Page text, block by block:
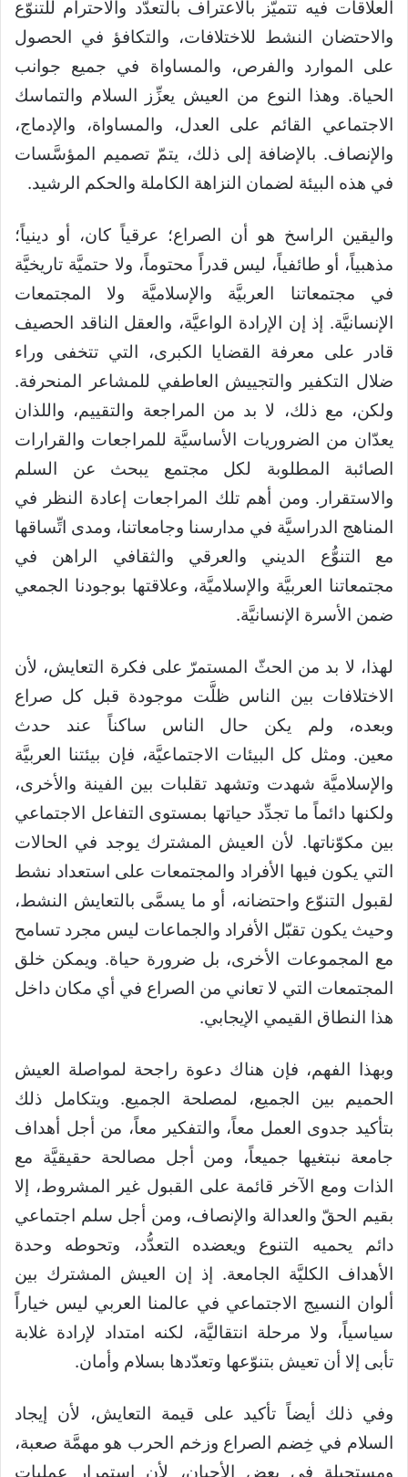
العلاقات فيه تتميَّز بالاعتراف بالتعدُّد والاحترام للتنوّع
والاحتضان النشط للاختلافات، والتكافؤ في الحصول
على الموارد والفرص، والمساواة في جميع جوانب
الحياة. وهذا النوع من العيش يعزِّز السلام والتماسك
الاجتماعي القائم على العدل، والمساواة، والإدماج،
والإنصاف. بالإضافة إلى ذلك، يتمّ تصميم المؤسَّسات
في هذه البيئة لضمان النزاهة الكاملة والحكم الرشيد.
واليقين الراسخ هو أن الصراع؛ عرقياً كان، أو دينياً؛
مذهبياً، أو طائفياً، ليس قدراً محتوماً، ولا حتميَّة تاريخيَّة
في مجتمعاتنا العربيَّة والإسلاميَّة ولا المجتمعات
الإنسانيَّة. إذ إن الإرادة الواعيَّة، والعقل الناقد الحصيف
قادر على معرفة القضايا الكبرى، التي تتخفى وراء
ضلال التكفير والتجييش العاطفي للمشاعر المنحرفة.
ولكن، مع ذلك، لا بد من المراجعة والتقييم، واللذان
يعدّان من الضروريات الأساسيَّة للمراجعات والقرارات
الصائبة المطلوبة لكل مجتمع يبحث عن السلم
والاستقرار. ومن أهم تلك المراجعات إعادة النظر في
المناهج الدراسيَّة في مدارسنا وجامعاتنا، ومدى اتِّساقها
مع التنوُّع الديني والعرقي والثقافي الراهن في
مجتمعاتنا العربيَّة والإسلاميَّة، وعلاقتها بوجودنا الجمعي
ضمن الأسرة الإنسانيَّة.
لهذا، لا بد من الحثّ المستمرّ على فكرة التعايش، لأن
الاختلافات بين الناس ظلَّت موجودة قبل كل صراع
وبعده، ولم يكن حال الناس ساكناً عند حدث
معين. ومثل كل البيئات الاجتماعيَّة، فإن بيئتنا العربيَّة
والإسلاميَّة شهدت وتشهد تقلبات بين الفينة والأخرى،
ولكنها دائماً ما تجدِّد حياتها بمستوى التفاعل الاجتماعي
بين مكوّناتها. لأن العيش المشترك يوجد في الحالات
التي يكون فيها الأفراد والمجتمعات على استعداد نشط
لقبول التنوّع واحتضانه، أو ما يسمَّى بالتعايش النشط،
وحيث يكون تقبّل الأفراد والجماعات ليس مجرد تسامح
مع المجموعات الأخرى، بل ضرورة حياة. ويمكن خلق
المجتمعات التي لا تعاني من الصراع في أي مكان داخل
هذا النطاق القيمي الإيجابي.
وبهذا الفهم، فإن هناك دعوة راجحة لمواصلة العيش
الحميم بين الجميع، لمصلحة الجميع. ويتكامل ذلك
بتأكيد جدوى العمل معاً، والتفكير معاً، من أجل أهداف
جامعة نبتغيها جميعاً، ومن أجل مصالحة حقيقيَّة مع
الذات ومع الآخر قائمة على القبول غير المشروط، إلا
بقيم الحقّ والعدالة والإنصاف، ومن أجل سلم اجتماعي
دائم يحميه التنوع ويعضده التعدُّد، وتحوطه وحدة
الأهداف الكليَّة الجامعة. إذ إن العيش المشترك بين
ألوان النسيج الاجتماعي في عالمنا العربي ليس خياراً
سياسياً، ولا مرحلة انتقاليَّة، لكنه امتداد لإرادة غلابة
تأبى إلا أن تعيش بتنوّعها وتعدّدها بسلام وأمان.
وفي ذلك أيضاً تأكيد على قيمة التعايش، لأن إيجاد
السلام في خِضم الصراع وزخم الحرب هو مهمَّة صعبة،
ومستحيلة في بعض الأحيان، لأن استمرار عمليات